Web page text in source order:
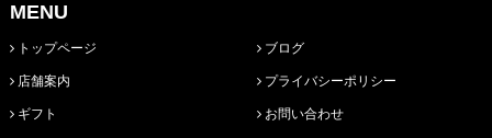
MENU
トップページ
店舗案内
ギフト
ブログ
プライバシーポリシー
お問い合わせ